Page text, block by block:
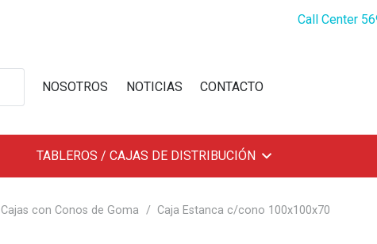
Call Center
NOSOTROS NOTICIAS CONTACTO
TABLEROS / CAJAS DE DISTRIBUCIÓN
Cajas con Conos de Goma / Caja Estanca c/cono 100x100x70